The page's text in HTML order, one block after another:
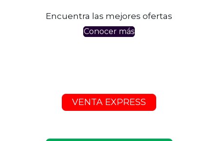
Encuentra las mejores ofertas
Conocer más
VENTA EXPRESS